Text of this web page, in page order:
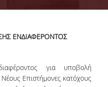
ΕΝΔΙΑΦΕΡΟΝΤΟΣ
για υποβολή
Επιστήμονες κατόχους